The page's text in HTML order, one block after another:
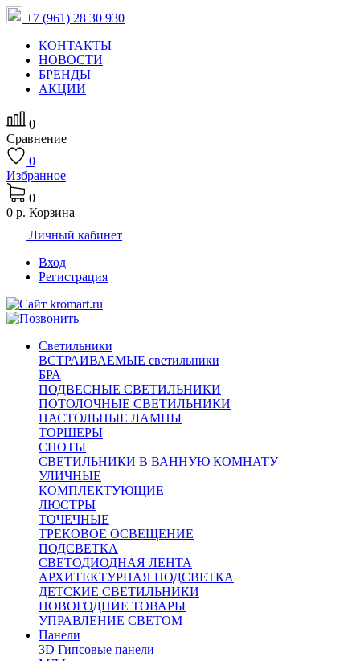
+7 (961) 28 30 930
КОНТАКТЫ
НОВОСТИ
БРЕНДЫ
АКЦИИ
0
Сравнение
0
Избранное
0
0 р. Корзина
Личный кабинет
Вход
Регистрация
Светильники
ВСТРАИВАЕМЫЕ светильники
БРА
ПОДВЕСНЫЕ СВЕТИЛЬНИКИ
ПОТОЛОЧНЫЕ СВЕТИЛЬНИКИ
НАСТОЛЬНЫЕ ЛАМПЫ
ТОРШЕРЫ
СПОТЫ
СВЕТИЛЬНИКИ В ВАННУЮ КОМНАТУ
УЛИЧНЫЕ
КОМПЛЕКТУЮЩИЕ
ЛЮСТРЫ
ТОЧЕЧНЫЕ
ТРЕКОВОЕ ОСВЕЩЕНИЕ
ПОДСВЕТКА
СВЕТОДИОДНАЯ ЛЕНТА
АРХИТЕКТУРНАЯ ПОДСВЕТКА
ДЕТСКИЕ СВЕТИЛЬНИКИ
НОВОГОДНИЕ ТОВАРЫ
УПРАВЛЕНИЕ СВЕТОМ
Панели
3D Гипсовые панели